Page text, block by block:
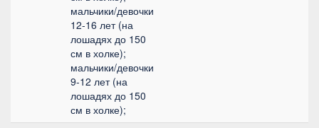
мальчики/девочки
12-16 лет (на
лошадях до 150
см в холке);
мальчики/девочки
9-12 лет (на
лошадях до 150
см в холке);